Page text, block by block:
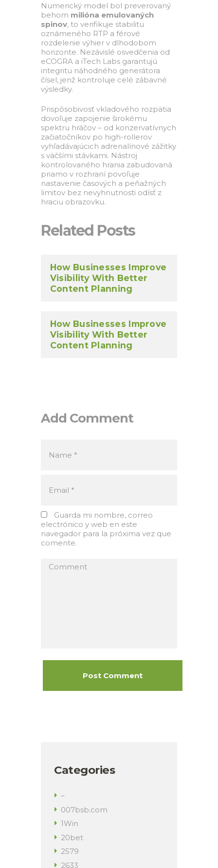
Numerický model bol preverovaný
behom milióna emulovaných
spinov, to verifikuje stabilitu
oznámeného RTP a férové
rozdelenie výhier v dlhodobom
horizonte. Nezávislé osvedčenia od
eCOGRA a iTech Labs garantujú
integritu náhodného generátora
čísel, jenž kontroluje celé zábavné
výsledky.
Prispôsobivosť vkladového rozpätia
dovoľuje zapojenie širokému
spektru hráčov – od konzervatívnych
začiatočníkov po high-rollerov
vyhľadávajúcich adrenalínové zážitky
s väčšími stávkami. Nástroj
kontrolovaného hrania zabudovaná
priamo v rozhraní povoľuje
nastavenie časových a peňažných
limitov bez nevyhnutnosti odísť z
hraciu obrazovku.
Related Posts
How Businesses Improve
Visibility With Better
Content Planning
How Businesses Improve
Visibility With Better
Content Planning
Add Comment
Guarda mi nombre, correo
electrónico y web en este
navegador para la próxima vez que
comente.
Categories
–
007bsb.com
1Win
20bet
2579
2633